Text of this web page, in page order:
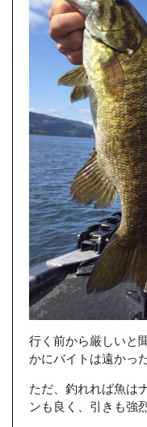
行く前から厳しいと
かにバイトは遠かっ
ただ、釣れれば魚は
ンも良く、引きも強